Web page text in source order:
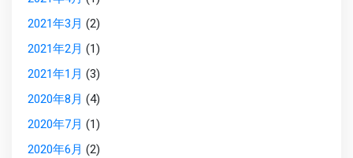
2021年3月 (2)
2021年2月 (1)
2021年1月 (3)
2020年8月 (4)
2020年7月 (1)
2020年6月 (2)